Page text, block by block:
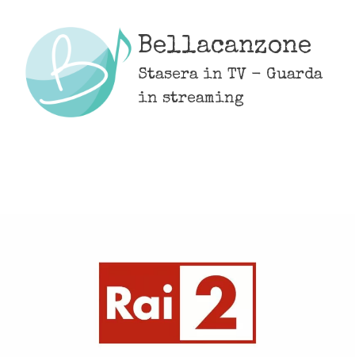
content
Bellacanzone
Stasera in TV - Guarda
in streaming